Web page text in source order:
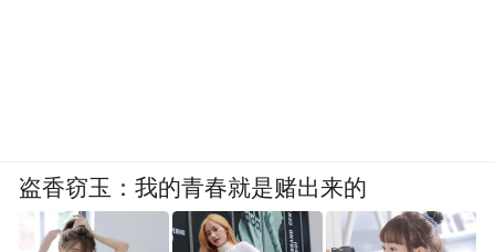
盗香窃玉：我的青春就是赌出来的